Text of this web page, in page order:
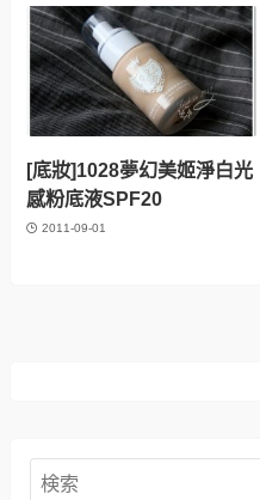
[底妝]1028夢幻美姬淨白光
感粉底液SPF20
2011-09-01